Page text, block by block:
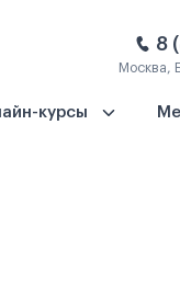
8
Москва,
курсы